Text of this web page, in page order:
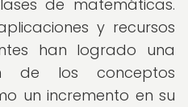
de matemáticas.
y recursos
han logrado una
de los conceptos
un incremento en su